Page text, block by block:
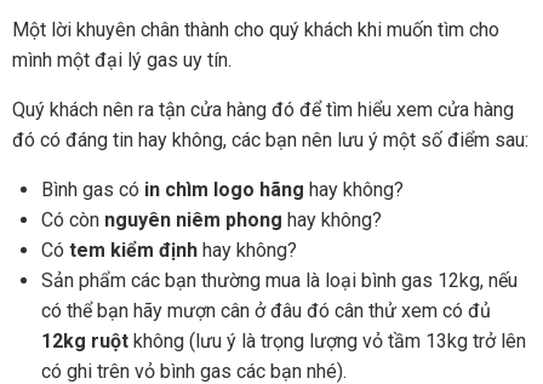
Một lời khuyên chân thành cho quý khách khi muốn tìm cho
mình một đại lý gas uy tín.
Quý khách nên ra tận cửa hàng đó để tìm hiểu xem cửa hàng
đó có đáng tin hay không, các bạn nên lưu ý một số điểm sau:
Bình gas có in chìm logo hãng hay không?
Có còn nguyên niêm phong hay không?
Có tem kiểm định hay không?
Sản phẩm các bạn thường mua là loại bình gas 12kg, nếu
có thể bạn hãy mượn cân ở đâu đó cân thử xem có đủ
12kg ruột không (lưu ý là trọng lượng vỏ tầm 13kg trở lên
có ghi trên vỏ bình gas các bạn nhé).